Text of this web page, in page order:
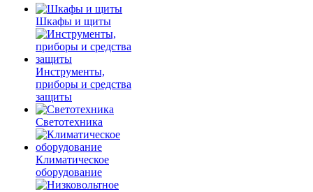
Шкафы и щиты
Инструменты,
приборы и средства
защиты
Светотехника
Климатическое
оборудование